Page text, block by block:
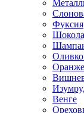
Фуксия
Венге